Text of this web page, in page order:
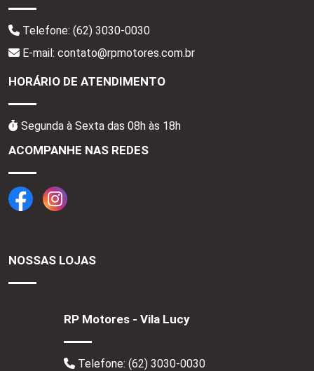
Telefone: (62) 3030-0030
E-mail: contato@rpmotores.com.br
HORÁRIO DE ATENDIMENTO
Segunda à Sexta das 08h às 18h
ACOMPANHE NAS REDES
NOSSAS LOJAS
RP Motores - Vila Lucy
Telefone: (62) 3030-0030